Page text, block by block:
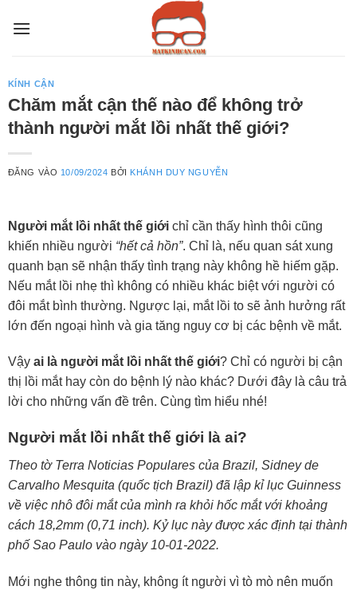
qua
KÍNH CẬN
Chăm mắt cận thế nào để không trở
thành người mắt lồi nhất thế giới?
ĐĂNG VÀO 10/09/2024 BỞI KHÁNH DUY NGUYỄN
Người mắt lồi nhất thế giớichỉ cần thấy hình thôi cũng
khiến nhiều người “hết cả hồn”. Chỉ là, nếu quan sát xung
quanh bạn sẽ nhận thấy tình trạng này không hề hiếm gặp.
Nếu mắt lồi nhẹ thì không có nhiều khác biệt với người có
đôi mắt bình thường. Ngược lại, mắt lồi to sẽ ảnh hưởng rất
lớn đến ngoại hình và gia tăng nguy cơ bị các bệnh về mắt.
Vậy ai là người mắt lồi nhất thế giới? Chỉ có người bị cận
thị lồi mắt hay còn do bệnh lý nào khác? Dưới đây là câu trả
lời cho những vấn đề trên. Cùng tìm hiểu nhé!
Người mắt lồi nhất thế giới là ai?
Theo tờ Terra Noticias Populares của Brazil, Sidney de
Carvalho Mesquita (quốc tịch Brazil) đã lập kỉ lục Guinness
về việc nhô đôi mắt của mình ra khỏi hốc mắt với khoảng
cách 18,2mm (0,71 inch). Kỷ lục này được xác định tại thành
phố Sao Paulo vào ngày 10-01-2022.
Mới nghe thông tin này, không ít người vì tò mò nên muốn